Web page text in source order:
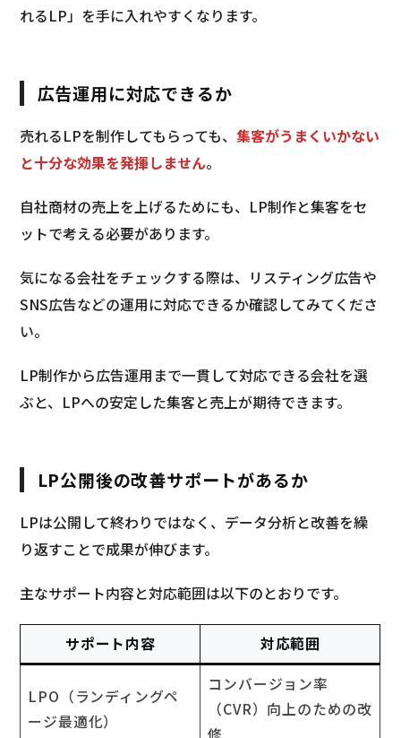
れるLP」を手に入れやすくなります。
広告運用に対応できるか
売れるLPを制作してもらっても、集客がうまくいかない
と十分な効果を発揮しません。
自社商材の売上を上げるためにも、LP制作と集客をセ
ットで考える必要があります。
気になる会社をチェックする際は、リスティング広告や
SNS広告などの運用に対応できるか確認してみてくださ
い。
LP制作から広告運用まで一貫して対応できる会社を選
ぶと、LPへの安定した集客と売上が期待できます。
LP公開後の改善サポートがあるか
LPは公開して終わりではなく、データ分析と改善を繰
り返すことで成果が伸びます。
主なサポート内容と対応範囲は以下のとおりです。
サポート内容 対応範囲
LPO（ランディングペ
ージ最適化）
コンバージョン率
（CVR）向上のための改
修